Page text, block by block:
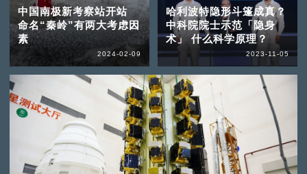
中国南极新考察站开站
命名“秦岭”有两大考虑因
素
2024-02-09
哈利波特隐形斗篷成真？
中科院院士示范「隐身
术」 什么科学原理？
2023-11-05